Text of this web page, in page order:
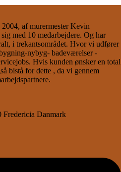
af murermester Kevin
med 10 medarbejdere. Og har
i trekantsområdet. Hvor vi udfører
nybyg- badeværelser -
Hvis kunden ønsker en total
bistå for dette , da vi gennem
Fredericia Danmark